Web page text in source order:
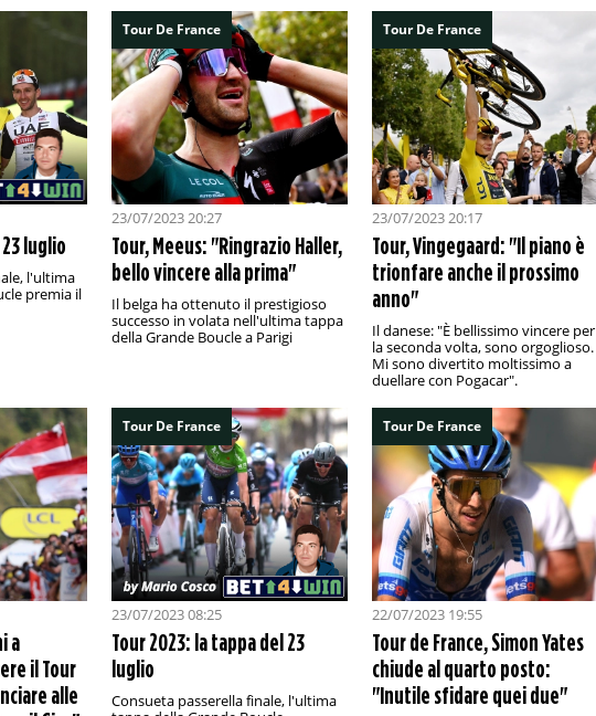
luglio
l'ultima
premia il
Tour De France
23/07/2023 20:27
Tour, Meeus: "Ringrazio Haller,
bello vincere alla prima"
Il belga ha ottenuto il prestigioso
successo in volata nell'ultima tappa
della Grande Boucle a Parigi
Tour De France
23/07/2023 20:17
Tour, Vingegaard: "Il piano è
trionfare anche il prossimo
anno"
Il danese: "È bellissimo vincere per
la seconda volta, sono orgoglioso.
Mi sono divertito moltissimo a
duellare con Pogacar".
a
il Tour
alle
Tour De France
23/07/2023 08:25
Tour 2023: la tappa del 23
luglio
Consueta passerella finale, l'ultima
Tour De France
22/07/2023 19:55
Tour de France, Simon Yates
chiude al quarto posto:
"Inutile sfidare quei due"